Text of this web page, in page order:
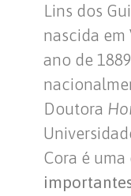
Lins dos
nascida em
ano de
Doutora
Cora é uma